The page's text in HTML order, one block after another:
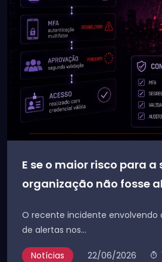
E se o maior risco para a
organização não fosse
O recente incidente envolvendo
de alertas nos...
Notícias 22/06/2026